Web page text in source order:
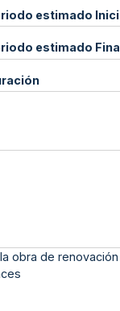
estimado
estimado
obra de